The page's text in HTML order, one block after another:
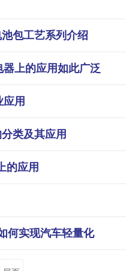
包工艺系列介绍
上的应用如此广泛
用
类及其应用
的应用
何实现汽车轻量化